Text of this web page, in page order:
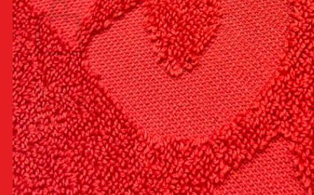
Ostoskori on tyhjä.
Takaisin kauppaan